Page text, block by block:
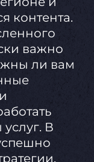
контента.
важно
ли вам
В